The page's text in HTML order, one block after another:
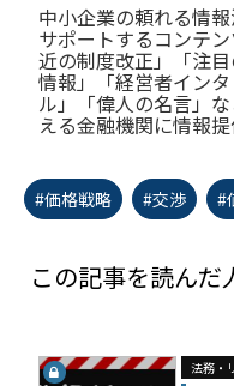
中小企業の頼れる情
サポートするコンテ
近の制度改正」「注
情報」「経営者イン
ル」「偉人の名言」
える金融機関に情報提
#価格戦略 #交渉 #
この記事を読んだ
法務・